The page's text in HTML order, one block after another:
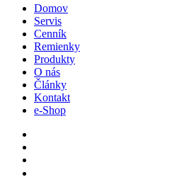
Domov
Servis
Cenník
Remienky
Produkty
O nás
Články
Kontakt
e-Shop